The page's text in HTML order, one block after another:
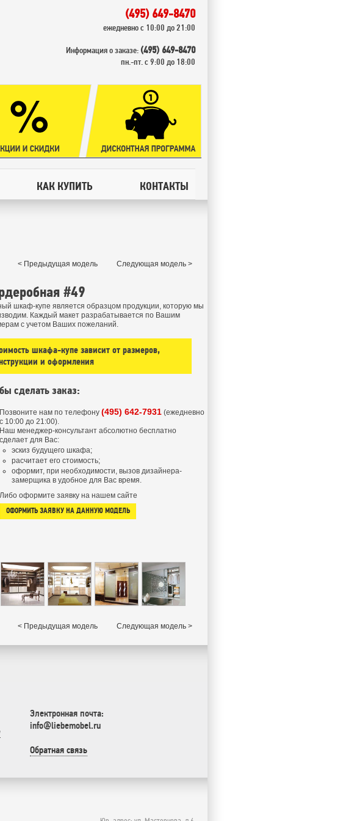
(495) 649-8470
ежедневно с 10:00 до 21:00
Информация о заказе:(495) 649-8470
пн.-пт. с 9:00 до 18:00
КАК КУПИТЬ КОНТАКТЫ
< Предыдущая модель Следующая модель >
#49
шкаф-купе является образцом продукции, которую мы
Каждый макет разрабатывается по Вашим
с учетом Ваших пожеланий.
шкафа-купе зависит от размеров,
и оформления
сделать заказ:
Позвоните нам по телефону (495) 642-7931 (ежедневно
с 10:00 до 21:00).
Наш менеджер-консультант абсолютно бесплатно
сделает для Вас:
эскиз будущего шкафа;
расчитает его стоимость;
оформит, при необходимости, вызов дизайнера-
замерщика в удобное для Вас время.
Либо оформите заявку на нашем сайте
ОФОРМИТЬ ЗАЯВКУ НА ДАННУЮ МОДЕЛЬ
< Предыдущая модель Следующая модель >
Электронная почта:
info@liebemobel.ru
Обратная связь